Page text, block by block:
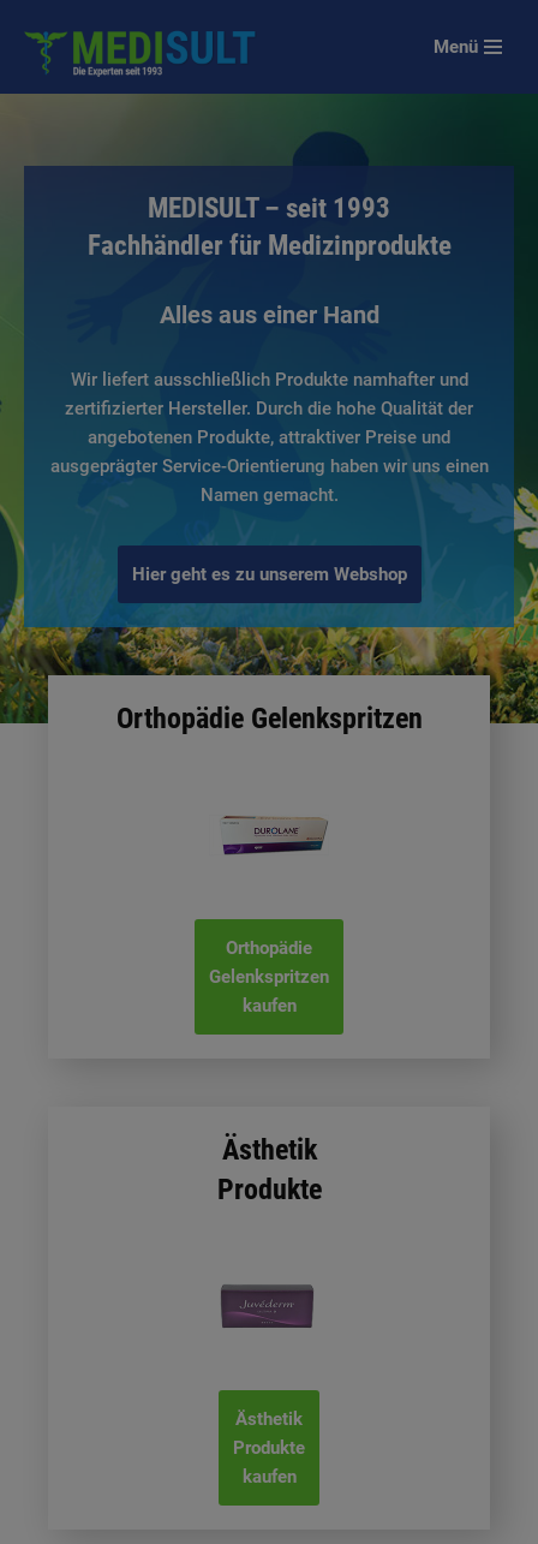
Zum
Inhalt
Menü
MEDISULT – seit 1993
Fachhändler für Medizinprodukte
Alles aus einer Hand
Wir liefert ausschließlich Produkte namhafter und
zertifizierter Hersteller. Durch die hohe Qualität der
angebotenen Produkte, attraktiver Preise und
ausgeprägter Service-Orientierung haben wir uns einen
Namen gemacht.
Hier geht es zu unserem Webshop
Orthopädie Gelenkspritzen
Orthopädie
Gelenkspritzen
kaufen
Ästhetik
Produkte
Ästhetik
Produkte
kaufen